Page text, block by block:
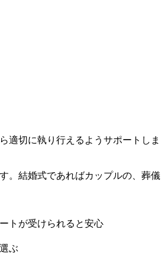
適切に執り行えるようサポートしま
。結婚式であればカップルの、葬儀
トが受けられると安心
ぶ